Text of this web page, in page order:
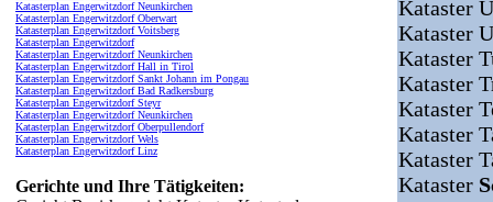
Katasterplan Engerwitzdorf Neunkirchen
Katasterplan Engerwitzdorf Oberwart
Katasterplan Engerwitzdorf Voitsberg
Katasterplan Engerwitzdorf
Katasterplan Engerwitzdorf Neunkirchen
Katasterplan Engerwitzdorf Hall in Tirol
Katasterplan Engerwitzdorf Sankt Johann im Pongau
Katasterplan Engerwitzdorf Bad Radkersburg
Katasterplan Engerwitzdorf Steyr
Katasterplan Engerwitzdorf Neunkirchen
Katasterplan Engerwitzdorf Oberpullendorf
Katasterplan Engerwitzdorf Wels
Katasterplan Engerwitzdorf Linz
Gerichte und Ihre Tätigkeiten:
Kataster
Kataster
Kataster
Kataster
Kataster
Kataster
Kataster
Kataster